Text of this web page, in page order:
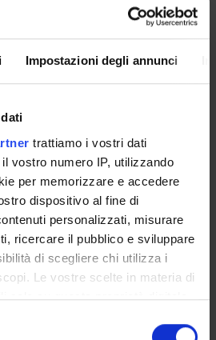
Impostazioni degli annunci
trattiamo i vostri dati
vostro numero IP, utilizzando
per memorizzare e accedere
dispositivo al fine di
personalizzati, misurare
ricercare il pubblico e sviluppare
di scegliere chi utilizza i
Le vostre scelte in materia di
solo su questa proprietà digitale
proprio consenso in qualsiasi
relating to teaching Legal
POSTGRADUATE